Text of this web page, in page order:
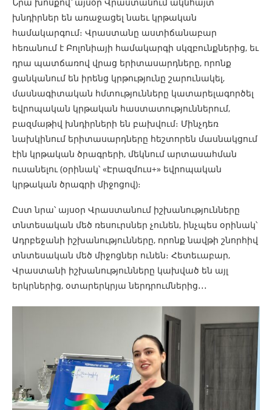
Նրա խոսքով՝ այսօր Վրաստանում ակնհայտ
խնդիրներ են առաջացել նաեւ կրթական
համակարգում։ Վրաստանը աստիճանաբար
հեռանում է Բոլոնիայի համակարգի սկզբունքներից, եւ
դրա պատճառով վրաց երիտասարդները, որոնք
ցանկանում են իրենց կրթությունը շարունակել,
մասնագիտական հմտությունները կատարելագործել
եվրոպական կրթական հաստատություններում,
բազմաթիվ խնդիրների են բախվում։ Մինչդեռ
նախկինում երիտասարդները հեշտորեն մասնակցում
էին կրթական ծրագրերի, մեկնում արտասահման
ուսանելու (օրինակ՝ «Էրազմուս+» եվրոպական
կրթական ծրագրի միջոցով)։
Ըստ նրա՝ այսօր Վրաստանում իշխանությունները
տնտեսական մեծ ռեսուրսներ չունեն, ինչպես օրինակ՝
Ադրբեջանի իշխանությունները, որոնք նավթի շնորհիվ
տնտեսական մեծ միջոցներ ունեն։ Հետեւաբար,
Վրաստանի իշխանությունները կախված են այլ
երկրներից, օտարերկրյա ներդրումներից․․․